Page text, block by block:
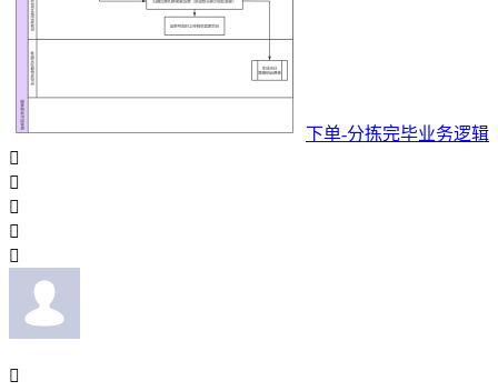
下单-分拣完毕业务逻辑





